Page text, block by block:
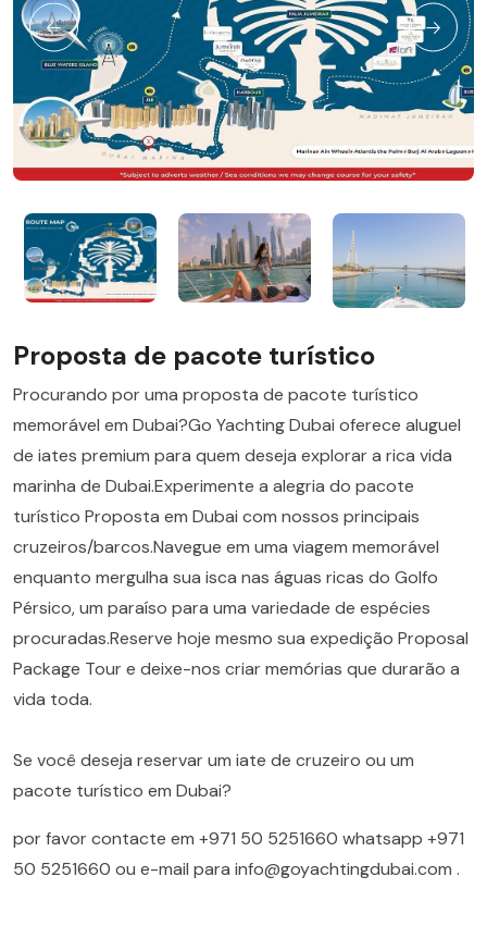
Proposta de pacote turístico
Procurando por uma proposta de pacote turístico
memorável em Dubai?Go Yachting Dubai oferece aluguel
de iates premium para quem deseja explorar a rica vida
marinha de Dubai.Experimente a alegria do pacote
turístico Proposta em Dubai com nossos principais
cruzeiros/barcos.Navegue em uma viagem memorável
enquanto mergulha sua isca nas águas ricas do Golfo
Pérsico, um paraíso para uma variedade de espécies
procuradas.Reserve hoje mesmo sua expedição Proposal
Package Tour e deixe-nos criar memórias que durarão a
vida toda.
Se você deseja reservar um iate de cruzeiro ou um
pacote turístico em Dubai?
por favor contacte em +971 50 5251660 whatsapp +971
50 5251660 ou e-mail para info@goyachtingdubai.com .